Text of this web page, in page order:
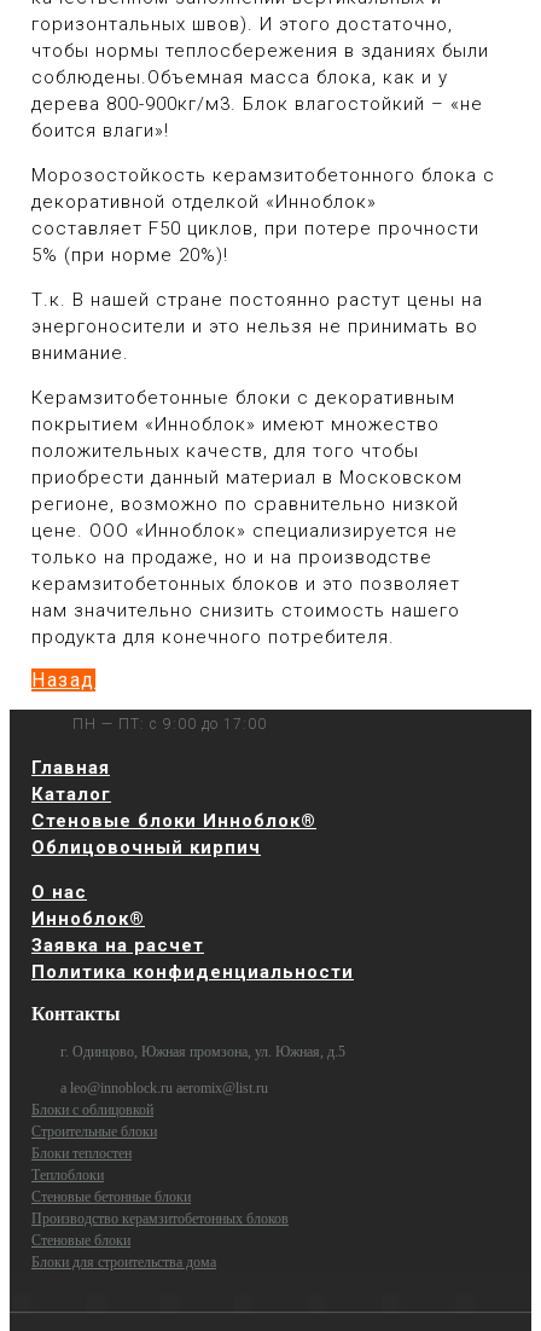
горизонтальных швов). И этого достаточно,
чтобы нормы теплосбережения в зданиях были
соблюдены.Объемная масса блока, как и у
дерева 800-900кг/м3. Блок влагостойкий – «не
боится влаги»!
Морозостойкость керамзитобетонного блока с
декоративной отделкой «Инноблок»
составляет F50 циклов, при потере прочности
5% (при норме 20%)!
Т.к. В нашей стране постоянно растут цены на
энергоносители и это нельзя не принимать во
внимание.
Керамзитобетонные блоки с декоративным
покрытием «Инноблок» имеют множество
положительных качеств, для того чтобы
приобрести данный материал в Московском
регионе, возможно по сравнительно низкой
цене. ООО «Инноблок» специализируется не
только на продаже, но и на производстве
керамзитобетонных блоков и это позволяет
нам значительно снизить стоимость нашего
продукта для конечного потребителя.
Назад
ПН — ПТ: с 9:00 до 17:00
Главная
Каталог
Стеновые блоки Инноблок®
Облицовочный кирпич
О нас
Инноблок®
Заявка на расчет
Политика конфиденциальности
Контакты
г. Одинцово, Южная промзона, ул. Южная, д.5
a leo@innoblock.ru aeromix@list.ru
Блоки с облицовкой
Строительные блоки
Блоки теплостен
Теплоблоки
Стеновые бетонные блоки
Производство керамзитобетонных блоков
Стеновые блоки
Блоки для строительства дома